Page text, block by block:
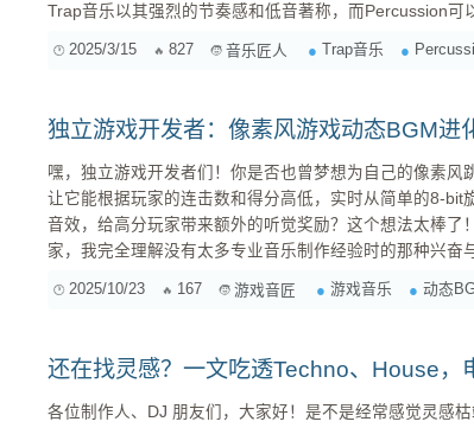
Trap音乐以其强烈的节奏感和低音著称，而Percussion可
量和动感。 二、Percussio...
2025/3/15 827 音乐匠人 Trap音乐
独立游戏开发者：像素风游戏动态BGM进
嘿，独立游戏开发者们！你是否也曾梦想为自己的像素风
让它能根据玩家的连击数和得分高低，实时从简单的8-bit
音效，给高分玩家带来额外的听觉奖励？这个想法太棒了
家，我完全理解没有太多专业音乐制作经验时的那种兴奋
想象的要简单，不需要成为乐理大师，也能玩转动态音乐！ 今天，我们就来聊聊如何用最“小白”
好的方式，为你的像素游戏打造一套酷炫的动态BGM进化系统。 核心思想：音乐“搭积
2025/10/23 167 游戏音匠 游戏音乐 动态
还在找灵感？一文吃透Techno、House，
各位制作人、DJ 朋友们，大家好！是不是经常感觉灵感